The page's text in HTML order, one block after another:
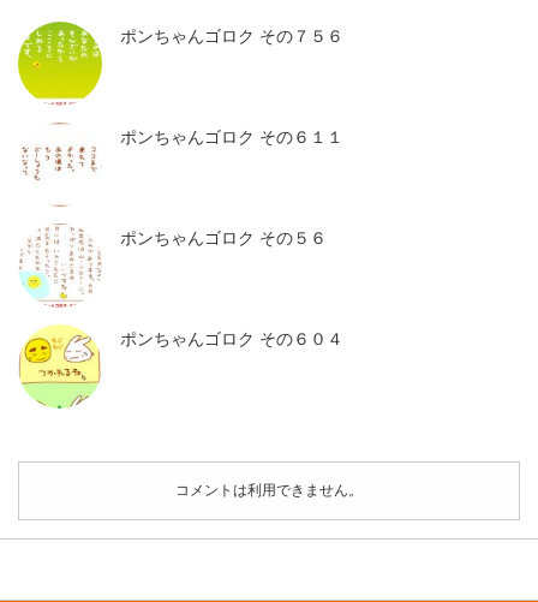
ポンちゃんゴロク その７５６
ポンちゃんゴロク その６１１
ポンちゃんゴロク その５６
ポンちゃんゴロク その６０４
コメントは利用できません。